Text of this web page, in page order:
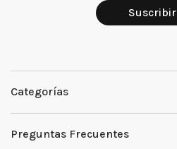
Categorías
Preguntas Frecuentes